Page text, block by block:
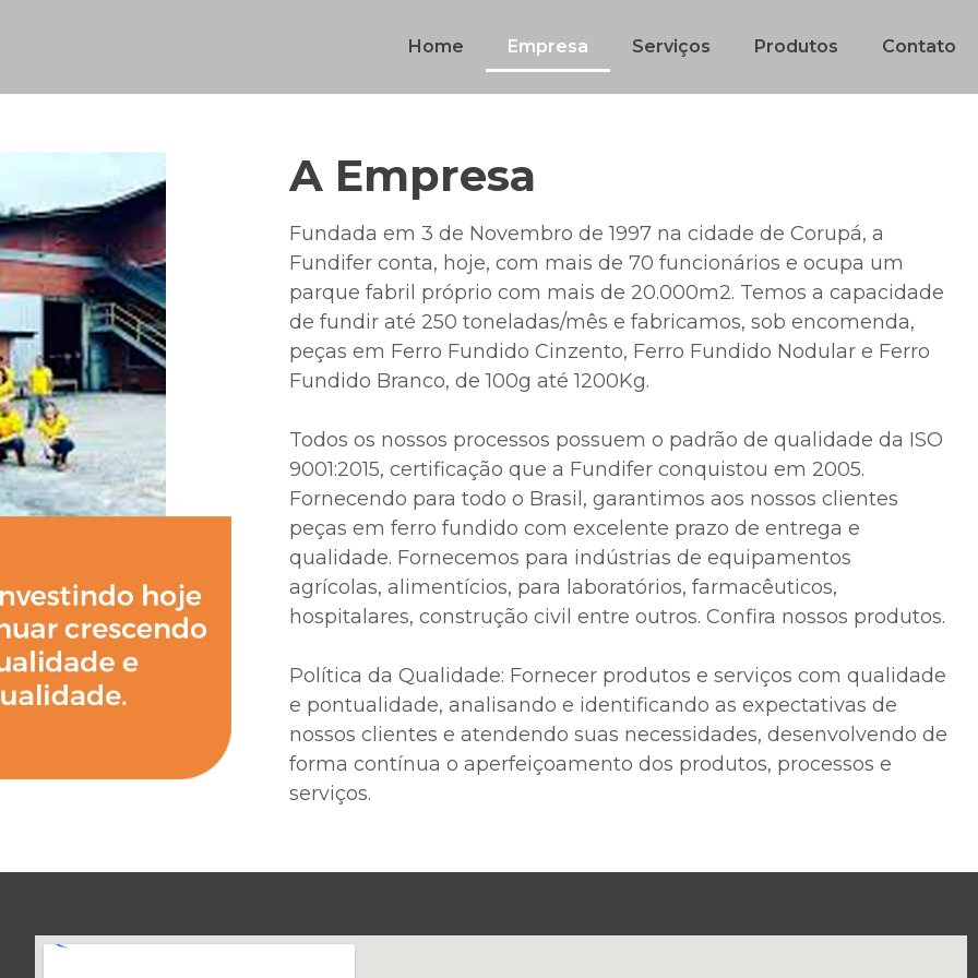
Home Empresa Serviços Produtos Contato
A Empresa
Fundada em 3 de Novembro de 1997 na cidade de Corupá, a
Fundifer conta, hoje, com mais de 70 funcionários e ocupa um
parque fabril próprio com mais de 20.000m2. Temos a capacidade
de fundir até 250 toneladas/mês e fabricamos, sob encomenda,
peças em Ferro Fundido Cinzento, Ferro Fundido Nodular e Ferro
Fundido Branco, de 100g até 1200Kg.
Todos os nossos processos possuem o padrão de qualidade da ISO
9001:2015, certificação que a Fundifer conquistou em 2005.
Fornecendo para todo o Brasil, garantimos aos nossos clientes
peças em ferro fundido com excelente prazo de entrega e
qualidade. Fornecemos para indústrias de equipamentos
agrícolas, alimentícios, para laboratórios, farmacêuticos,
hospitalares, construção civil entre outros. Confira nossos produtos.
Política da Qualidade: Fornecer produtos e serviços com qualidade
e pontualidade, analisando e identificando as expectativas de
nossos clientes e atendendo suas necessidades, desenvolvendo de
forma contínua o aperfeiçoamento dos produtos, processos e
serviços.